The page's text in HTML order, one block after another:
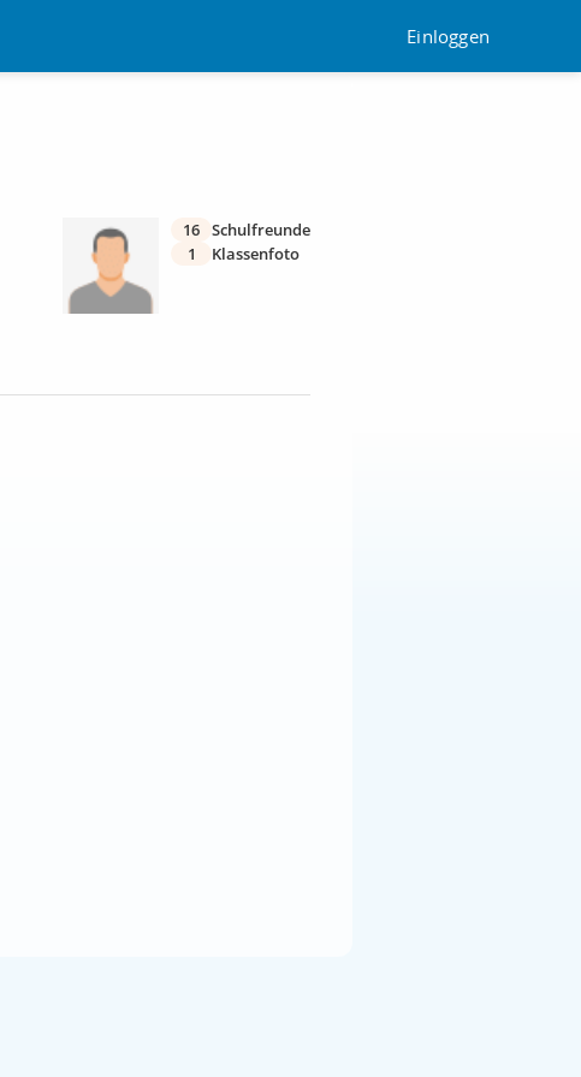
Einloggen
16 Schulfreunde
1
Klassenfoto